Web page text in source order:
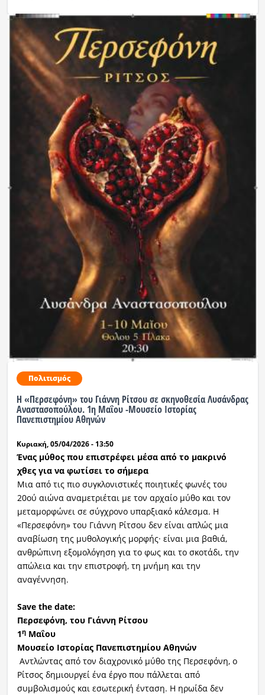
Πολιτισμός
Η «Περσεφόνη» του Γιάννη Ρίτσου σε σκηνοθεσία Λυσάνδρας
Αναστασοπούλου. 1η Μαΐου -Μουσείο Ιστορίας
Πανεπιστημίου Αθηνών
Κυριακή, 05/04/2026 - 13:50
Ένας μύθος που επιστρέφει μέσα από το μακρινό
χθες για να φωτίσει το σήμερα
Μια από τις πιο συγκλονιστικές ποιητικές φωνές του
20ού αιώνα αναμετριέται με τον αρχαίο μύθο και τον
μεταμορφώνει σε σύγχρονο υπαρξιακό κάλεσμα. Η
«Περσεφόνη» του Γιάννη Ρίτσου δεν είναι απλώς μια
αναβίωση της μυθολογικής μορφής· είναι μια βαθιά,
ανθρώπινη εξομολόγηση για το φως και το σκοτάδι, την
απώλεια και την επιστροφή, τη μνήμη και την
αναγέννηση.
Save the date:
Περσεφόνη, του Γιάννη Ρίτσου
1ηΜαΐου
Μουσείο Ιστορίας Πανεπιστημίου Αθηνών
Αντλώντας από τον διαχρονικό μύθο της Περσεφόνη, ο
Ρίτσος δημιουργεί ένα έργο που πάλλεται από
συμβολισμούς και εσωτερική ένταση. Η ηρωίδα δεν